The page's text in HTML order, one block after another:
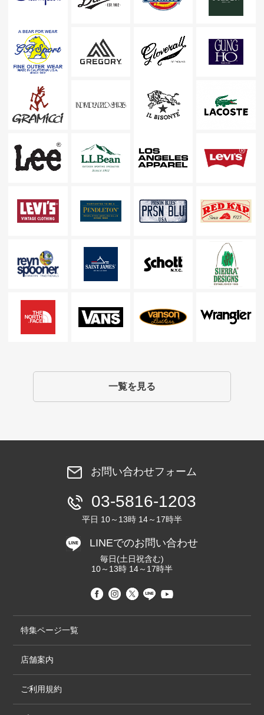
一覧を見る
お問い合わせフォーム
03-5816-1203
平日 10～13時 14～17時半
LINEでのお問い合わせ
毎日(土日祝含む)
10～13時 14～17時半
特集ページ一覧
店舗案内
ご利用規約